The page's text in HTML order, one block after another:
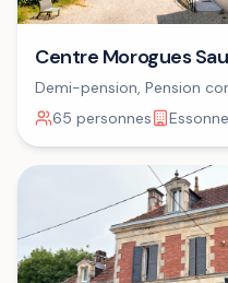
Centre Morogues
Demi-pension, Pension
déjeuner
65 personnes Essonne